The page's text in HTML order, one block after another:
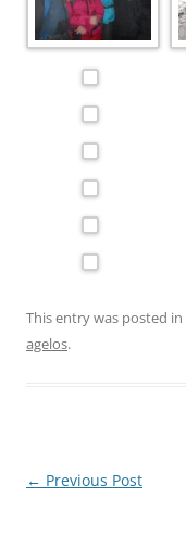
This entry was posted in
agelos.
Post
← Previous Post